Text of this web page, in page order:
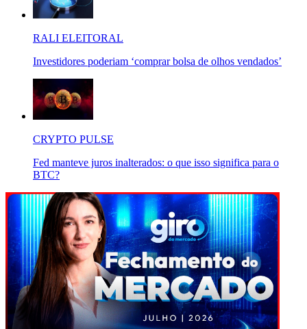
RALI ELEITORAL
Investidores poderiam ‘comprar bolsa de olhos vendados’
CRYPTO PULSE
Fed manteve juros inalterados: o que isso significa para o
BTC?